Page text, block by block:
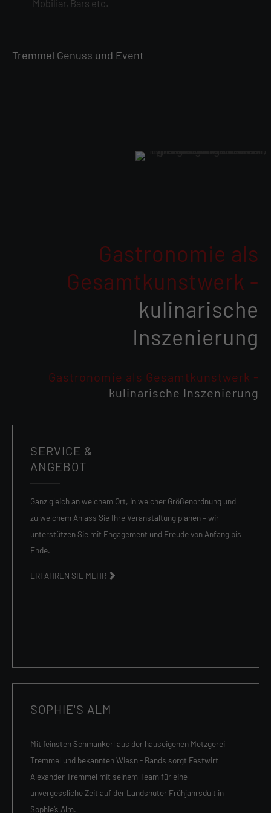
Mobiliar, Bars etc.
Tremmel Genuss und Event
Gastronomie als
Gesamtkunstwerk -
kulinarische
Inszenierung
Gastronomie als Gesamtkunstwerk -
kulinarische Inszenierung
SERVICE &
ANGEBOT
Ganz gleich an welchem Ort, in welcher Größenordnung und
zu welchem Anlass Sie Ihre Veranstaltung planen – wir
unterstützen Sie mit Engagement und Freude von Anfang bis
Ende.
ERFAHREN SIE MEHR
SOPHIE'S ALM
Mit feinsten Schmankerl aus der hauseigenen Metzgerei
Tremmel und bekannten Wiesn - Bands sorgt Festwirt
Alexander Tremmel mit seinem Team für eine
unvergessliche Zeit auf der Landshuter Frühjahrsdult in
Sophie‘s Alm.